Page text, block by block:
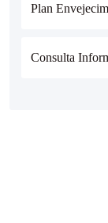
Plan
Consulta